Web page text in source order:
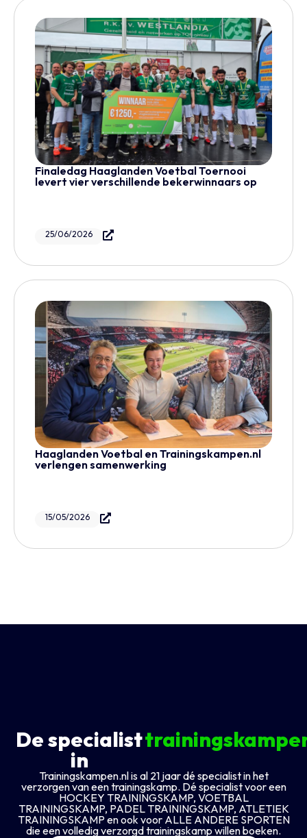
Finaledag Haaglanden Voetbal Toernooi
levert vier verschillende bekerwinnaars op
25/06/2026
Haaglanden Voetbal en Trainingskampen.nl
verlengen samenwerking
15/05/2026
De specialist
in
Trainingskampen.nl is al 21 jaar dé specialist in het
verzorgen van een trainingskamp. Dé specialist voor een
HOCKEY TRAININGSKAMP, VOETBAL
TRAININGSKAMP, PADEL TRAININGSKAMP, ATLETIEK
TRAININGSKAMP en ook voor ALLE ANDERE SPORTEN
die een volledig verzorgd trainingskamp willen boeken.